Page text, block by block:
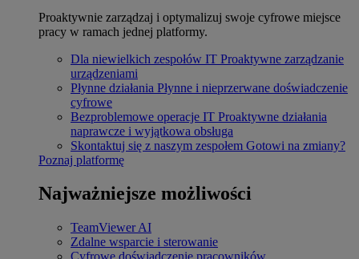
Proaktywnie zarządzaj i optymalizuj swoje cyfrowe miejsce
pracy w ramach jednej platformy.
Dla niewielkich zespołów IT Proaktywne zarządzanie
urządzeniami
Płynne działania Płynne i nieprzerwane doświadczenie
cyfrowe
Bezproblemowe operacje IT Proaktywne działania
naprawcze i wyjątkowa obsługa
Skontaktuj się z naszym zespołem Gotowi na zmiany?
Poznaj platformę
Najważniejsze możliwości
TeamViewer AI
Zdalne wsparcie i sterowanie